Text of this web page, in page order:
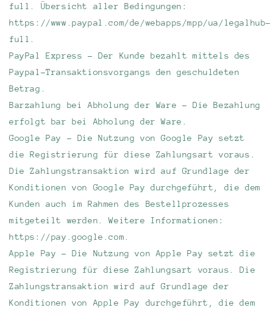
full. Übersicht aller Bedingungen:
https://www.paypal.com/de/webapps/mpp/ua/legalhub-
full.
PayPal Express - Der Kunde bezahlt mittels des
Paypal-Transaktionsvorgangs den geschuldeten
Betrag.
Barzahlung bei Abholung der Ware - Die Bezahlung
erfolgt bar bei Abholung der Ware.
Google Pay - Die Nutzung von Google Pay setzt
die Registrierung für diese Zahlungsart voraus.
Die Zahlungstransaktion wird auf Grundlage der
Konditionen von Google Pay durchgeführt, die dem
Kunden auch im Rahmen des Bestellprozesses
mitgeteilt werden. Weitere Informationen:
https://pay.google.com.
Apple Pay - Die Nutzung von Apple Pay setzt die
Registrierung für diese Zahlungsart voraus. Die
Zahlungstransaktion wird auf Grundlage der
Konditionen von Apple Pay durchgeführt, die dem